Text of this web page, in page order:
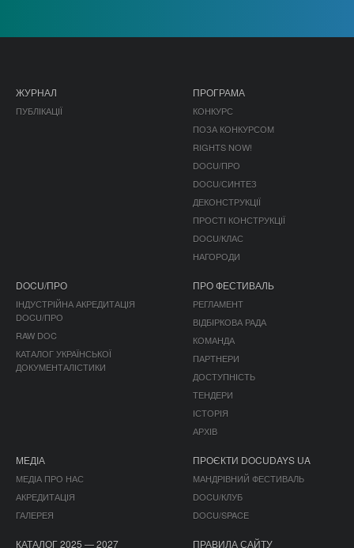
ЖУРНАЛ
ПУБЛІКАЦІЇ
ПРОГРАМА
КОНКУРС
ПОЗА КОНКУРСОМ
RIGHTS NOW!
DOCU/ПРО
DOCU/СИНТЕЗ
ДЕКОНСТРУКЦІЇ
ПРОСТІ КОНСТРУКЦІЇ
DOCU/КЛАС
НАГОРОДИ
DOCU/ПРО
ІНДУСТРІЙНА АКРЕДИТАЦІЯ
DOCU/ПРО
RAW DOC
КАТАЛОГ УКРАЇНСЬКОЇ
ДОКУМЕНТАЛІСТИКИ
ПРО ФЕСТИВАЛЬ
РЕГЛАМЕНТ
ВІДБІРКОВА РАДА
КОМАНДА
ПАРТНЕРИ
ДОСТУПНІСТЬ
ТЕНДЕРИ
ІСТОРІЯ
АРХІВ
МЕДІА
МЕДІА ПРО НАС
АКРЕДИТАЦІЯ
ГАЛЕРЕЯ
ПРОЄКТИ DOCUDAYS UA
МАНДРІВНИЙ ФЕСТИВАЛЬ
DOCU/КЛУБ
DOCU/SPACE
КАТАЛОГ 2025 — 2027 ПРАВИЛА САЙТУ